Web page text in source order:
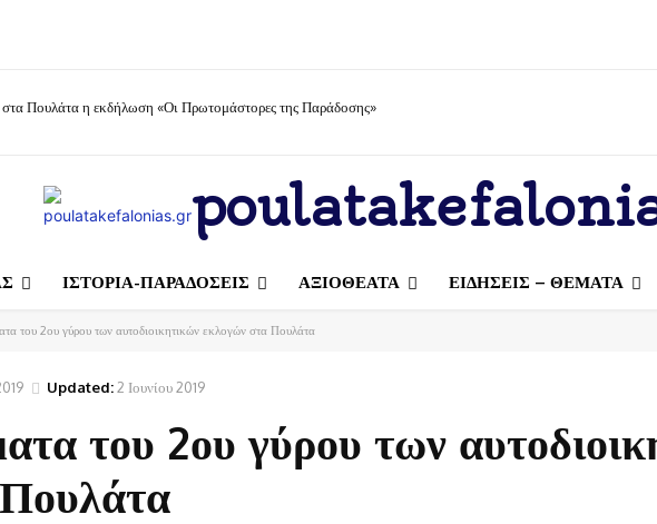
Πουλάτα η εκδήλωση «Οι Πρωτομάστορες της Παράδοσης»
ΙΣΤΟΡΙΑ-ΠΑΡΑΔΟΣΕΙΣ ΑΞΙΟΘΕΑΤΑ ΕΙΔΗΣΕΙΣ – ΘΕΜΑΤΑ
του 2ου γύρου των αυτοδιοικητικών εκλογών στα Πουλάτα
Updated:2 Ιουνίου 2019
του 2ου γύρου των